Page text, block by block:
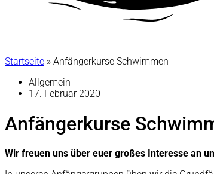
Startseite » Anfängerkurse Schwimmen
Allgemein
17. Februar 2020
Anfängerkurse
Wir freuen uns über euer großes Interesse an